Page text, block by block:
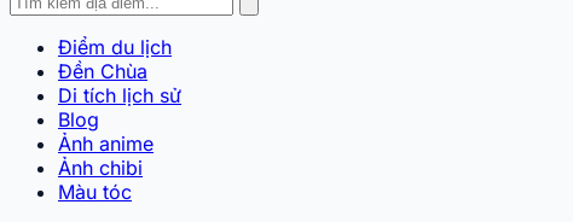
Điểm du lịch
Đền Chùa
Di tích lịch sử
Blog
Ảnh anime
Ảnh chibi
Màu tóc